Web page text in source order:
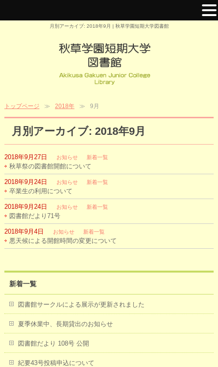
月別アーカイブ: 2018年9月 | 秋草学園短期大学図書館
トップページ 2018年 9月
月別アーカイブ: 2018年9月
2018年9月27日 お知らせ 新着一覧
秋草祭の図書館開館について
2018年9月24日 お知らせ 新着一覧
卒業生の利用について
2018年9月24日 お知らせ 新着一覧
図書館だより71号
2018年9月4日 お知らせ 新着一覧
悪天候による開館時間の変更について
新着一覧
図書館サークルによる展示が更新されました
夏季休業中、長期貸出のお知らせ
図書館だより 108号 公開
紀要43号投稿申込について